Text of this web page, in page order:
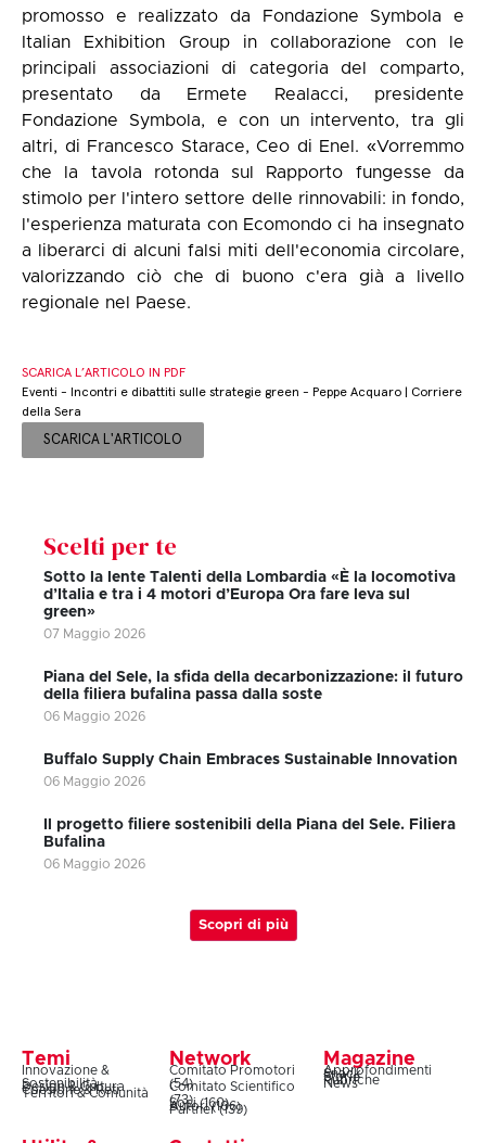
promosso e realizzato da Fondazione Symbola e
Italian Exhibition Group in collaborazione con le
principali associazioni di categoria del comparto,
presentato da Ermete Realacci, presidente
Fondazione Symbola, e con un intervento, tra gli
altri, di Francesco Starace, Ceo di Enel. «Vorremmo
che la tavola rotonda sul Rapporto fungesse da
stimolo per l'intero settore delle rinnovabili: in fondo,
l'esperienza maturata con Ecomondo ci ha insegnato
a liberarci di alcuni falsi miti dell'economia circolare,
valorizzando ciò che di buono c'era già a livello
regionale nel Paese.
SCARICA L’ARTICOLO IN PDF
Eventi - Incontri e dibattiti sulle strategie green - Peppe Acquaro | Corriere
della Sera
SCARICA L'ARTICOLO
Scelti per te
Sotto la lente Talenti della Lombardia «È la locomotiva
d’Italia e tra i 4 motori d’Europa Ora fare leva sul
green»
07 Maggio 2026
Piana del Sele, la sfida della decarbonizzazione: il futuro
della filiera bufalina passa dalla soste
06 Maggio 2026
Buffalo Supply Chain Embraces Sustainable Innovation
06 Maggio 2026
Il progetto filiere sostenibili della Piana del Sele. Filiera
Bufalina
06 Maggio 2026
Scopri di più
Temi
Innovazione &
Sostenibilità
Design & Cultura
Coesione & Reti
Territori & Comunità
Network
Comitato Promotori
(54)
Comitato Scientifico
(73)
Soci (160)
Autori (106)
Partner (139)
Magazine
Approfondimenti
Snack
Storie
Rubriche
News